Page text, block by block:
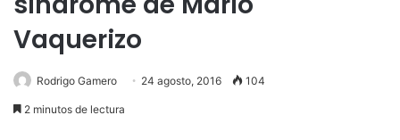
Vaquerizo
Rodrigo Gamero 24 agosto, 2016 104
2 minutos de lectura